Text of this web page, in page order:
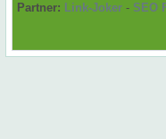
Partner: Link-Joker - SEO